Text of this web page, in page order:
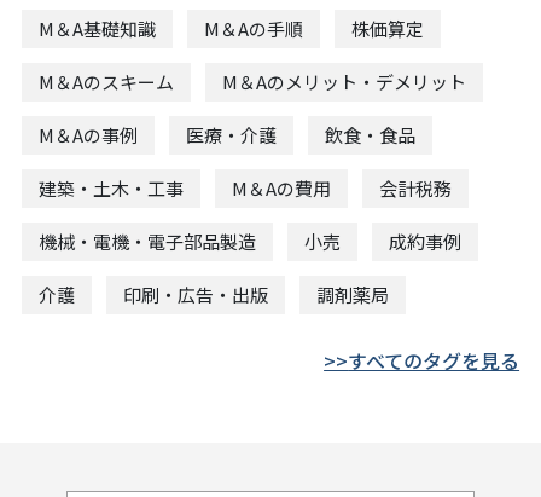
M＆A基礎知識 M＆Aの手順 株価算定
M＆Aのスキーム M＆Aのメリット・デメリット
M＆Aの事例 医療・介護 飲食・食品
建築・土木・工事 M＆Aの費用 会計税務
機械・電機・電子部品製造 小売 成約事例
介護 印刷・広告・出版 調剤薬局
すべてのタグを見る